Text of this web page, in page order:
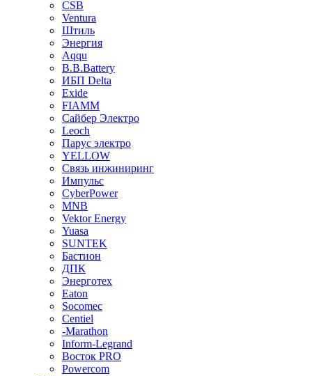
CSB
Ventura
Штиль
Энергия
Aqqu
B.B.Bаttery
ИБП Delta
Exide
FIAMM
Сайбер Электро
Leoch
Парус электро
YELLOW
Связь инжиниринг
Импульс
CyberPower
MNB
Vektor Energy
Yuasa
SUNTEK
Бастион
ДПК
Энерготех
Eaton
Socomec
Centiel
-Marathon
Inform-Legrand
Восток PRO
Powercom